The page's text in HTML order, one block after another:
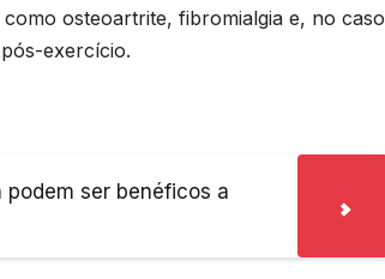
osteoartrite, fibromialgia e, no caso
exercício.
ser benéficos a